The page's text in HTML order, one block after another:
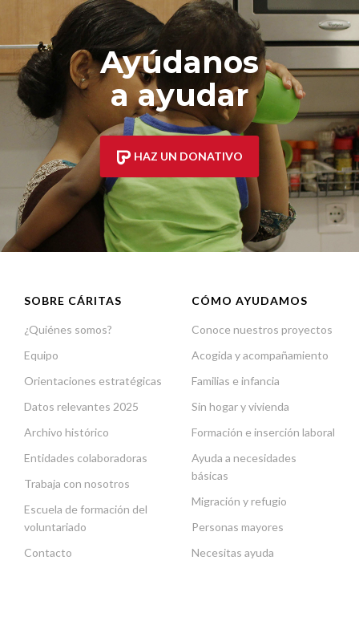
Ayúdanos
a ayudar
HAZ UN DONATIVO
SOBRE CÁRITAS
¿Quiénes somos?
Equipo
Orientaciones estratégicas
Datos relevantes 2025
Archivo histórico
Entidades colaboradoras
Trabaja con nosotros
Escuela de formación del
voluntariado
Contacto
CÓMO AYUDAMOS
Conoce nuestros proyectos
Acogida y acompañamiento
Familias e infancia
Sin hogar y vivienda
Formación e inserción laboral
Ayuda a necesidades
básicas
Migración y refugio
Personas mayores
Necesitas ayuda